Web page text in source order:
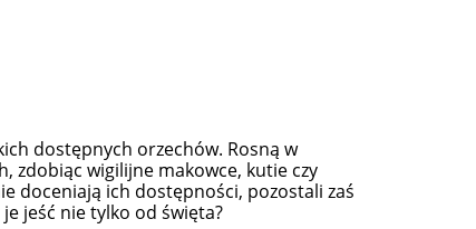
dostępnych orzechów. Rosną w
zdobiąc wigilijne makowce, kutie czy
doceniają ich dostępności, pozostali zaś
jeść nie tylko od święta?